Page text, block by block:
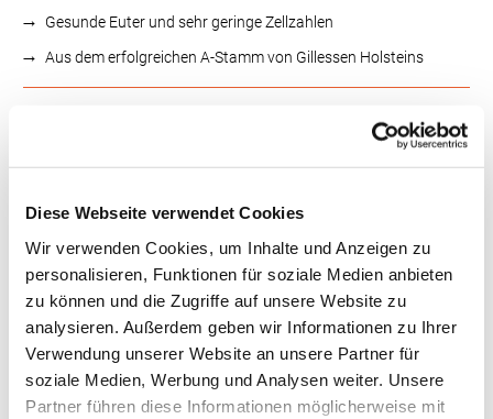
Diese Webseite verwendet Cookies
Wir verwenden Cookies, um Inhalte und Anzeigen zu
personalisieren, Funktionen für soziale Medien anbieten
zu können und die Zugriffe auf unsere Website zu
analysieren. Außerdem geben wir Informationen zu Ihrer
Verwendung unserer Website an unsere Partner für
soziale Medien, Werbung und Analysen weiter. Unsere
Partner führen diese Informationen möglicherweise mit
Gesunde Euter und sehr geringe Zellzahlen
Aus dem erfolgreichen A-Stamm von Gillessen Holsteins
88 100 112 124
RZS
RZR
RZKd
102
RZKm
RZÖko
124
Gesundheit
88 100 112 124
RZGesund
113